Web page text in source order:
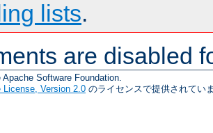
lists.
are disabled
Software Foundation.
License, Version 2.0 のライセンスで提供されてい